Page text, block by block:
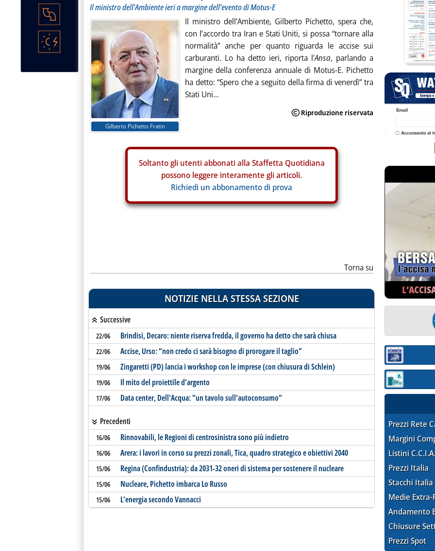
Il ministro dell’Ambiente ieri a margine dell’evento di Motus-E
Gilberto Pichetto Fratin
Il ministro dell’Ambiente, Gilberto Pichetto, spera che,
con l’accordo tra Iran e Stati Uniti, si possa “tornare alla
normalità” anche per quanto riguarda le accise sui
carburanti. Lo ha detto ieri, riporta l’Ansa, parlando a
margine della conferenza annuale di Motus-E. Pichetto
ha detto: “Spero che a seguito della firma di venerdì” tra
Stati Uni...
Soltanto gli utenti abbonati alla Staffetta Quotidiana
possono leggere interamente gli articoli.
Richiedi un abbonamento di prova
Torna su
NOTIZIE NELLA STESSA SEZIONE
Successive
22/06 Brindisi, Decaro: niente riserva fredda, il governo ha detto che sarà chiusa
22/06 Accise, Urso: “non credo ci sarà bisogno di prorogare il taglio”
19/06 Zingaretti (PD) lancia i workshop con le imprese (con chiusura di Schlein)
19/06 Il mito del proiettile d'argento
17/06 Data center, Dell'Acqua: "un tavolo sull'autoconsumo"
Precedenti
16/06 Rinnovabili, le Regioni di centrosinistra sono più indietro
16/06 Arera: i lavori in corso su prezzi zonali, Tica, quadro strategico e obiettivi 2040
15/06 Regina (Confindustria): da 2031-32 oneri di sistema per sostenere il nucleare
15/06 Nucleare, Pichetto imbarca Lo Russo
15/06 L’energia secondo Vannacci
Sezione:
Sezione:
Prezzi Rete
Margini
Listini
Prezzi Italia
Stacchi Italia
Medie Extra-
Andamento
Chiusure
Prezzi Spot